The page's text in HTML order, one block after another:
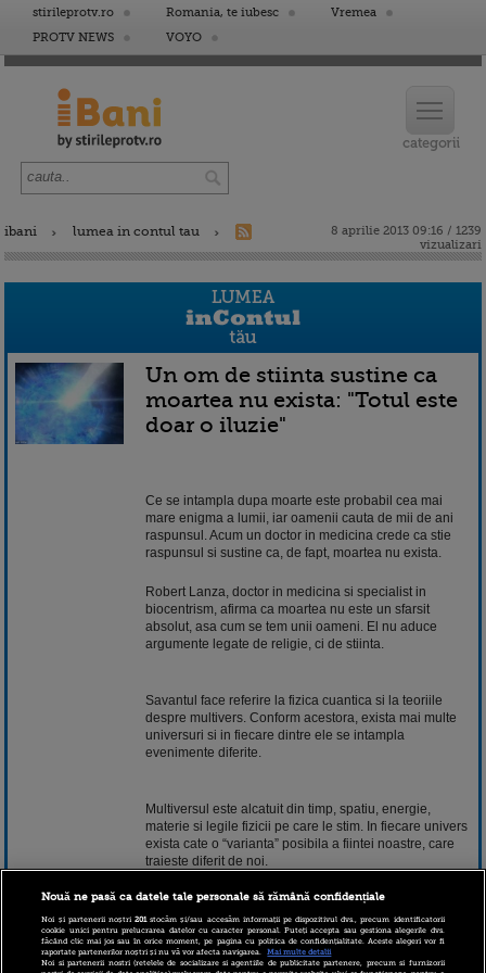
stirileprotv.ro Romania, te iubesc
Vremea
PROTV NEWS
VOYO
ibani lumea in contul tau
8 aprilie 2013 09:16 / 1239
vizualizari
Un om de stiinta sustine ca
moartea nu exista: "Totul este
doar o iluzie"
Ce se intampla dupa moarte este probabil cea mai
mare enigma a lumii, iar oamenii cauta de mii de ani
raspunsul. Acum un doctor in medicina crede ca stie
raspunsul si sustine ca, de fapt, moartea nu exista.
Robert Lanza, doctor in medicina si specialist in
biocentrism, afirma ca moartea nu este un sfarsit
absolut, asa cum se tem unii oameni. El nu aduce
argumente legate de religie, ci de stiinta.
Savantul face referire la fizica cuantica si la teoriile
despre multivers. Conform acestora, exista mai multe
universuri si in fiecare dintre ele se intampla
evenimente diferite.
Multiversul este alcatuit din timp, spatiu, energie,
materie si legile fizicii pe care le stim. In fiecare univers
exista cate o “varianta” posibila a fiintei noastre, care
traieste diferit de noi.
Desi pare opovesteSF, aceasta teorie i-a trezit
interesul lui Lanza, care a combinat-o cu biocentrismul,
curent care sustine ca viata este cea care dicteaza
functionarea Universului, nu invers.
Nouă ne pasă ca datele tale personale să rămână confidențiale
Noi și partenerii noștri201stocăm și/sau accesăm informații pe dispozitivul dvs., precum identificatorii
cookie unici pentru prelucrarea datelor cu caracter personal. Puteți accepta sau gestiona alegerile dvs.
făcând clic mai jos sau în orice moment, pe pagina cu politica de confidențialitate. Aceste alegeri vor fi
raportate partenerilor noștri și nu vă vor afecta navigarea.
Mai multe detalii
Noi si partenerii nostri (retelele de socializare si agentiile de publicitate partenere, precum si furnizorii